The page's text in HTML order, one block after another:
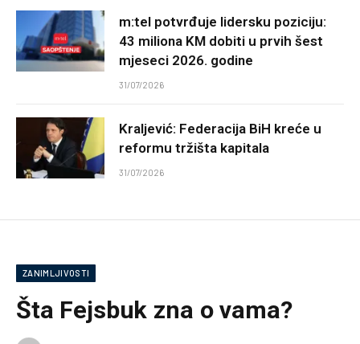
m:tel potvrđuje lidersku poziciju:
43 miliona KM dobiti u prvih šest
mjeseci 2026. godine
31/07/2026
Kraljević: Federacija BiH kreće u
reformu tržišta kapitala
31/07/2026
ZANIMLJIVOSTI
Šta Fejsbuk zna o vama?